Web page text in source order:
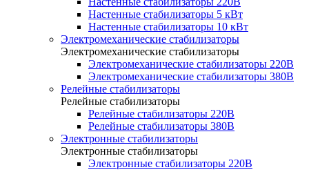
Настенные стабилизаторы 5 кВт
Настенные стабилизаторы 10 кВт
Электромеханические стабилизаторы
Электромеханические стабилизаторы
Электромеханические стабилизаторы 220В
Электромеханические стабилизаторы 380В
Релейные стабилизаторы
Релейные стабилизаторы
Релейные стабилизаторы 220В
Релейные стабилизаторы 380В
Электронные стабилизаторы
Электронные стабилизаторы
Электронные стабилизаторы 220В